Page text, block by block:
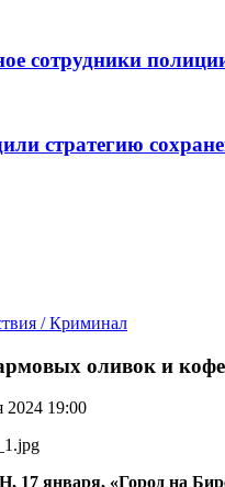
сотрудники
стратегию
/ Криминал
оливок и
2024 19:00
января, «Город на